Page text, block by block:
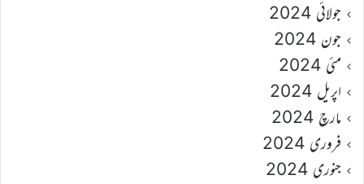
جولائی 2024
جون 2024
مئی 2024
اپریل 2024
مارچ 2024
فروری 2024
جنوری 2024